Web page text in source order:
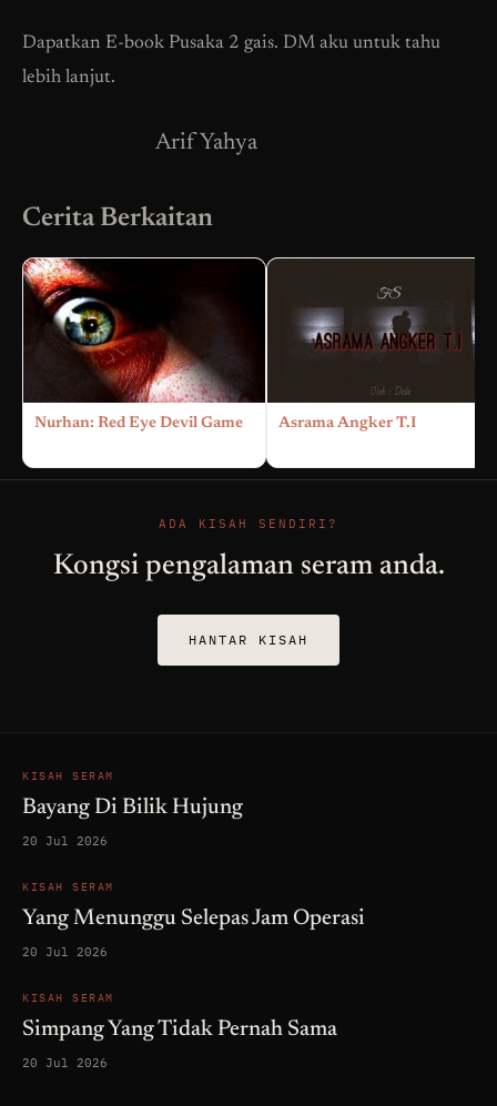
Dapatkan E-book Pusaka 2 gais. DM aku untuk tahu
lebih lanjut.
Arif Yahya
Cerita Berkaitan
Nurhan: Red Eye Devil Game Asrama Angker T.I
ADA KISAH SENDIRI?
Kongsi pengalaman seram anda.
HANTAR KISAH
KISAH SERAM
Bayang Di Bilik Hujung
20 Jul 2026
KISAH SERAM
Yang Menunggu Selepas Jam Operasi
20 Jul 2026
KISAH SERAM
Simpang Yang Tidak Pernah Sama
20 Jul 2026